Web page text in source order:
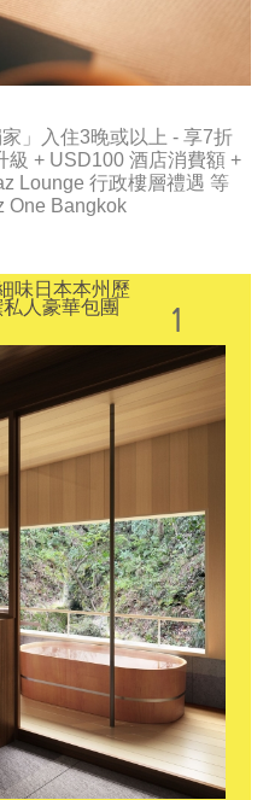
」入住3晚或以上 - 享7折
級 + USD100 酒店消費額 +
Lounge 行政樓層禮遇 等
One Bangkok
味日本本州歷
人豪華包團
1